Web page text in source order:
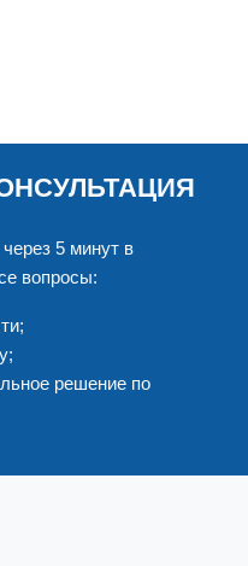
5 минут в
вопросы:
решение по